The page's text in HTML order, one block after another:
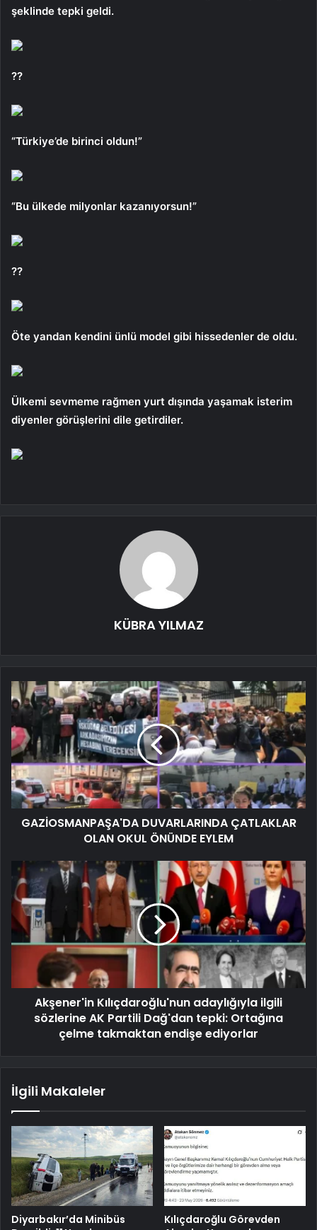
şeklinde tepki geldi.
??
“Türkiye’de birinci oldun!”
“Bu ülkede milyonlar kazanıyorsun!”
??
Öte yandan kendini ünlü model gibi hissedenler de oldu.
Ülkemi sevmeme rağmen yurt dışında yaşamak isterim
diyenler görüşlerini dile getirdiler.
KÜBRA YILMAZ
GAZİOSMANPAŞA'DA DUVARLARINDA ÇATLAKLAR
OLAN OKUL ÖNÜNDE EYLEM
Akşener'in Kılıçdaroğlu'nun adaylığıyla ilgili
sözlerine AK Partili Dağ'dan tepki: Ortağına
çelme takmaktan endişe ediyorlar
İlgili Makaleler
Diyarbakır’da Minibüs
Kılıçdaroğlu Görevden